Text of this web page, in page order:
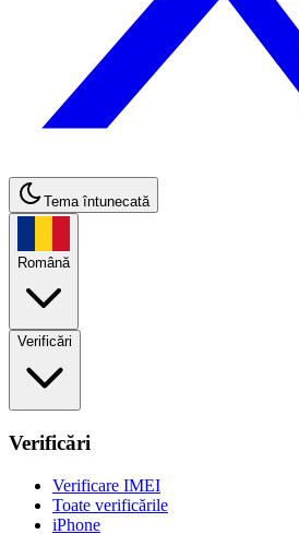
Tema întunecată
Română
Verificări
Verificări
Verificare IMEI
Toate verificările
iPhone